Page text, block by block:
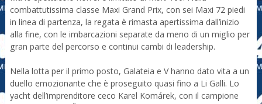
combattutissima classe Maxi Grand Prix, con sei Maxi 72 piedi
in linea di partenza, la regata è rimasta apertissima dall’inizio
alla fine, con le imbarcazioni separate da meno di un miglio per
gran parte del percorso e continui cambi di leadership.
Nella lotta per il primo posto, Galateia e V hanno dato vita a un
duello emozionante che è proseguito quasi fino a Li Galli. Lo
yacht dell’imprenditore ceco Karel Komárek, con il campione